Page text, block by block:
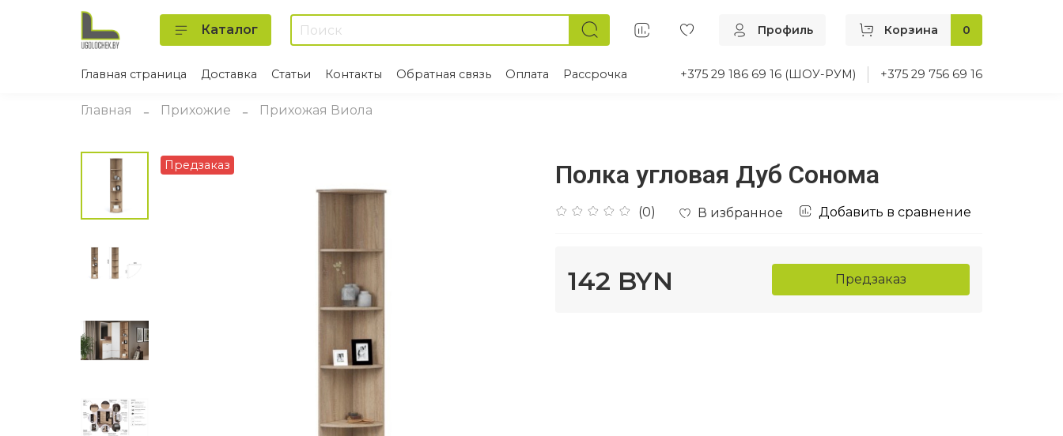
Каталог Профиль Корзина 0
Главная страница Доставка Статьи Контакты Обратная связь Оплата Рассрочка +375 29 186 69 16 (ШОУ-РУМ) +375 29 756 69 16
Главная Прихожие Прихожая Виола
Предзаказ Полка угловая Дуб Сонома
(0) В избранное Добавить в сравнение
142 BYN Предзаказ